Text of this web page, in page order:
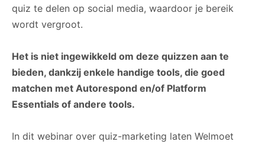
quiz te delen op social media, waardoor je bereik
wordt vergroot.
Het is niet ingewikkeld om deze quizzen aan te
bieden, dankzij enkele handige tools, die goed
matchen met Autorespond en/of Platform
Essentials of andere tools.
In dit webinar over quiz-marketing laten Welmoet